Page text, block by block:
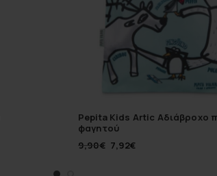
Pepita Kids Artic Aδιάβροχο
φαγητού
9,90€ 7,92€